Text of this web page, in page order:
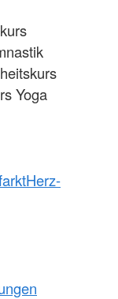
Yoga
Herz-